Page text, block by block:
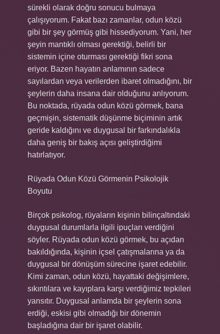
sürekli olarak doğru sonucu bulmaya
çalışıyorum. Fakat bazı zamanlar, odun közü
gibi bir şey görmüş gibi hissediyorum. Yani, her
şeyin mantıklı olması gerektiği, belirli bir
sistemin içine oturması gerektiği fikri sona
eriyor. Bazen hayatın anlamının sadece
sayılardan veya verilerden ibaret olmadığını, bir
şeylerin daha insana dair olduğunu anlıyorum.
Bu noktada, rüyada odun közü görmek, bana
geçmişin, sistematik düşünme biçiminin artık
geride kaldığını ve duygusal bir farkındalıkla
daha geniş bir bakış açısı geliştirdiğimi
hatırlatıyor.
Rüyada Odun Közü Görmenin Psikolojik
Boyutu
Birçok psikolog, rüyaların kişinin bilinçaltındaki
duygusal durumlarla ilgili ipuçları verdiğini
söyler. Rüyada odun közü görmek, bu açıdan
bakıldığında, kişinin içsel çatışmalarına ya da
duygusal bir dönüşüm sürecine işaret edebilir.
Kimi zaman, odun közü, hayattaki değişimlere,
sıkıntılara ve kayıplara karşı verdiğimiz tepkileri
yansıtır. Duygusal anlamda bir şeylerin sona
erdiği, eskisi gibi olmadığı bir dönemin
başladığına dair bir işaret olabilir.